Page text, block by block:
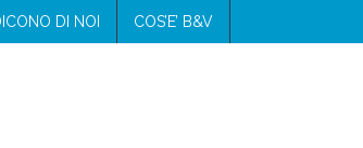
DI NOI COS’E’ B&V